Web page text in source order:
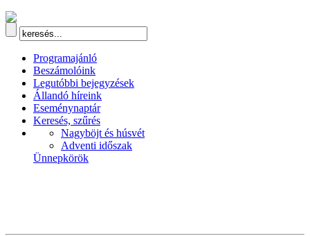
Programajánló
Beszámolóink
Legutóbbi bejegyzések
Állandó híreink
Eseménynaptár
Keresés, szűrés
Nagyböjt és húsvét
Adventi időszak
Ünnepkörök